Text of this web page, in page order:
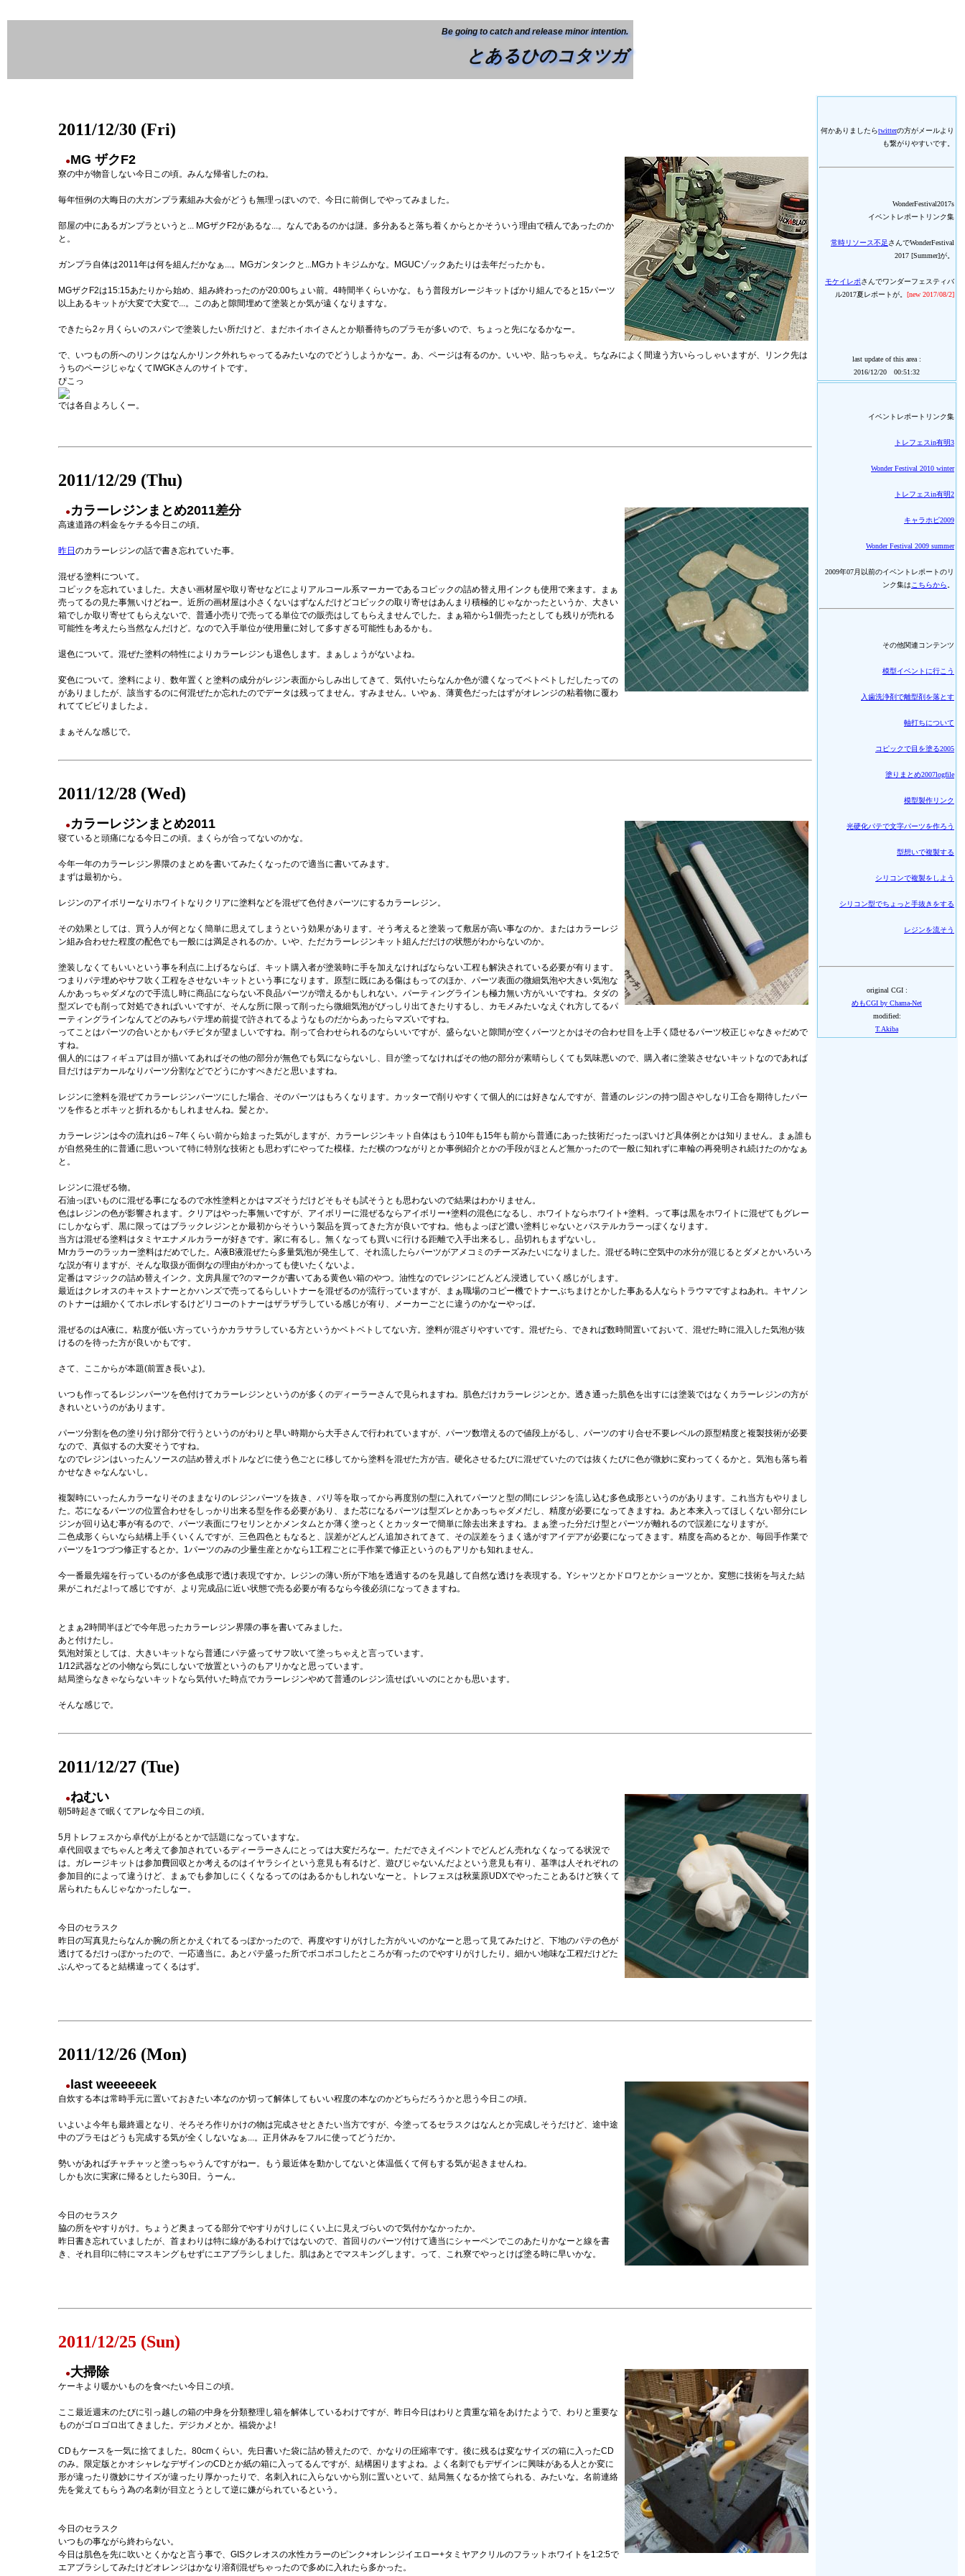
Be going to catch and release minor intention.
とあるひのコタツガ
2011/12/30 (Fri)
●MG ザクF2
寮の中が物音しない今日この頃。みんな帰省したのね。
毎年恒例の大晦日の大ガンプラ素組み大会がどうも無理っぽいので、今日に前倒しでやってみました。
部屋の中にあるガンプラというと... MGザクF2があるな...。なんであるのかは謎。多分あると落ち着くからとかそういう理由で積んであったのか
と。
ガンプラ自体は2011年は何を組んだかなぁ...。MGガンタンクと...MGカトキジムかな。MGUCゾックあたりは去年だったかも。
MGザクF2は15:15あたりから始め、組み終わったのが20:00ちょい前。4時間半くらいかな。もう普段ガレージキットばかり組んでると15パーツ
以上あるキットが大変で大変で...。このあと隙間埋めて塗装とか気が遠くなりますな。
できたら2ヶ月くらいのスパンで塗装したい所だけど、まだホイホイさんとか順番待ちのプラモが多いので、ちょっと先になるかなー。
で、いつもの所へのリンクはなんかリンク外れちゃってるみたいなのでどうしようかなー。あ、ページは有るのか。いいや、貼っちゃえ。ちなみによく間違う方いらっしゃいますが、リンク先は
うちのページじゃなくてIWGKさんのサイトです。
ぴこっ
では各自よろしくー。
2011/12/29 (Thu)
●カラーレジンまとめ2011差分
高速道路の料金をケチる今日この頃。
昨日 のカラーレジンの話で書き忘れていた事。
混ぜる塗料について。
コピックを忘れていました。大きい画材屋や取り寄せなどによりアルコール系マーカーであるコピックの詰め替え用インクも使用で来ます。まぁ
売ってるの見た事無いけどねー。近所の画材屋は小さくないはずなんだけどコピックの取り寄せはあんまり積極的じゃなかったというか、大きい
箱でしか取り寄せてもらえないで、普通小売りで売ってる単位での販売はしてもらえませんでした。まぁ箱から1個売ったとしても残りが売れる
可能性を考えたら当然なんだけど。なので入手単位が使用量に対して多すぎる可能性もあるかも。
退色について。混ぜた塗料の特性によりカラーレジンも退色します。まぁしょうがないよね。
変色について。塗料により、数年置くと塗料の成分がレジン表面からしみ出してきて、気付いたらなんか色が濃くなってベトベトしだしたっての
がありましたが、該当するのに何混ぜたか忘れたのでデータは残ってません。すみません。いやぁ、薄黄色だったはずがオレンジの粘着物に覆わ
れててビビりましたよ。
まぁそんな感じで。
2011/12/28 (Wed)
●カラーレジンまとめ2011
寝ていると頭痛になる今日この頃。まくらが合ってないのかな。
今年一年のカラーレジン界隈のまとめを書いてみたくなったので適当に書いてみます。
まずは最初から。
レジンのアイボリーなりホワイトなりクリアに塗料などを混ぜて色付きパーツにするカラーレジン。
その効果としては、買う人が何となく簡単に思えてしまうという効果があります。そう考えると塗装って敷居が高い事なのか。またはカラーレジ
ン組み合わせた程度の配色でも一般には満足されるのか。いや、ただカラーレジンキット組んだだけの状態がわからないのか。
塗装しなくてもいいという事を利点に上げるならば、キット購入者が塗装時に手を加えなければならない工程も解決されている必要が有ります。
つまりパテ埋めやサフ吹く工程をさせないキットという事になります。原型に既にある傷はもってのほか、パーツ表面の微細気泡や大きい気泡な
んかあっちゃダメなので手流し時に商品にならない不良品パーツが増えるかもしれない。パーティングラインも極力無い方がいいですね。タダの
型ズレでも削って対処できればいいですが、そんな所に限って削ったら微細気泡がびっしり出てきたりするし、カモメみたいなえぐれ方してるパ
ーティングラインなんてどのみちパテ埋め前提で許されてるようなものだからあったらマズいですね。
ってことはパーツの合いとかもバチピタが望ましいですね。削って合わせられるのならいいですが、盛らないと隙間が空くパーツとかはその合わせ目を上手く隠せるパーツ校正じゃなきゃだめで
すね。
個人的にはフィギュアは目が描いてあればその他の部分が無色でも気にならないし、目が塗ってなければその他の部分が素晴らしくても気味悪いので、購入者に塗装させないキットなのであれば
目だけはデカールなりパーツ分割などでどうにかすべきだと思いますね。
レジンに塗料を混ぜてカラーレジンパーツにした場合、そのパーツはもろくなります。カッターで削りやすくて個人的には好きなんですが、普通のレジンの持つ固さやしなり工合を期待したパー
ツを作るとボキッと折れるかもしれませんね。髪とか。
カラーレジンは今の流れは6～7年くらい前から始まった気がしますが、カラーレジンキット自体はもう10年も15年も前から普通にあった技術だったっぽいけど具体例とかは知りません。まぁ誰も
が自然発生的に普通に思いついて特に特別な技術とも思わずにやってた模様。ただ横のつながりとか事例紹介とかの手段がほとんど無かったので一般に知れずに車輪の再発明され続けたのかなぁ
と。
レジンに混ぜる物。
石油っぽいものに混ぜる事になるので水性塗料とかはマズそうだけどそもそも試そうとも思わないので結果はわかりません。
色はレジンの色が影響されます。クリアはやった事無いですが、アイボリーに混ぜるならアイボリー+塗料の混色になるし、ホワイトならホワイト+塗料。って事は黒をホワイトに混ぜてもグレー
にしかならず、黒に限ってはブラックレジンとか最初からそういう製品を買ってきた方が良いですね。他もよっぽど濃い塗料じゃないとパステルカラーっぽくなります。
当方は混ぜる塗料はタミヤエナメルカラーが好きです。家に有るし。無くなっても買いに行ける距離で入手出来るし。品切れもまずないし。
Mrカラーのラッカー塗料はだめでした。A液B液混ぜたら多量気泡が発生して、それ流したらパーツがアメコミのチーズみたいになりました。混ぜる時に空気中の水分が混じるとダメとかいろいろ
な説が有りますが、そんな取扱が面倒なの理由がわかっても使いたくないよ。
定番はマジックの詰め替えインク。文房具屋で?のマークが書いてある黄色い箱のやつ。油性なのでレジンにどんどん浸透していく感じがします。
最近はクレオスのキャストナーとかハンズで売ってるらしいトナーを混ぜるのが流行っていますが、まぁ職場のコピー機でトナーぶちまけとかした事ある人ならトラウマですよねあれ。キヤノン
のトナーは細かくてホレボレするけどリコーのトナーはザラザラしている感じが有り、メーカーごとに違うのかなーやっぱ。
混ぜるのはA液に。粘度が低い方っていうかカラサラしている方というかベトベトしてない方。塗料が混ざりやすいです。混ぜたら、できれば数時間置いておいて、混ぜた時に混入した気泡が抜
けるのを待った方が良いかもです。
さて、ここからが本題(前置き長いよ)。
いつも作ってるレジンパーツを色付けてカラーレジンというのが多くのディーラーさんで見られますね。肌色だけカラーレジンとか。透き通った肌色を出すには塗装ではなくカラーレジンの方が
きれいというのがあります。
パーツ分割を色の塗り分け部分で行うというのがわりと早い時期から大手さんで行われていますが、パーツ数増えるので値段上がるし、パーツのすり合せ不要レベルの原型精度と複製技術が必要
なので、真似するの大変そうですね。
なのでレジンはいったんソースの詰め替えボトルなどに使う色ごとに移してから塗料を混ぜた方が吉。硬化させるたびに混ぜていたのでは抜くたびに色が微妙に変わってくるかと。気泡も落ち着
かせなきゃなんないし。
複製時にいったんカラーなりそのままなりのレジンパーツを抜き、バリ等を取ってから再度別の型に入れてパーツと型の間にレジンを流し込む多色成形というのがあります。これ当方もやりまし
た。芯になるパーツの位置合わせをしっかり出来る型を作る必要があり、また芯になるパーツは型ズレとかあっちゃダメだし、精度が必要になってきますね。あと本来入ってほしくない部分にレ
ジンが回り込む事が有るので、パーツ表面にワセリンとかメンタムとか薄く塗っとくとカッターで簡単に除去出来ますね。まぁ塗った分だけ型とパーツが離れるので誤差になりますが。
二色成形くらいなら結構上手くいくんですが、三色四色ともなると、誤差がどんどん追加されてきて、その誤差をうまく逃がすアイデアが必要になってきます。精度を高めるとか、毎回手作業で
パーツを1つづつ修正するとか。1パーツのみの少量生産とかなら1工程ごとに手作業で修正というのもアリかも知れません。
今一番最先端を行っているのが多色成形で透け表現ですか。レジンの薄い所が下地を透過するのを見越して自然な透けを表現する。Yシャツとかドロワとかショーツとか。変態に技術を与えた結
果がこれだよ!って感じですが、より完成品に近い状態で売る必要が有るなら今後必須になってきますね。
とまぁ2時間半ほどで今年思ったカラーレジン界隈の事を書いてみました。
あと付けたし。
気泡対策としては、大きいキットなら普通にパテ盛ってサフ吹いて塗っちゃえと言っています。
1/12武器などの小物なら気にしないで放置というのもアリかなと思っています。
結局塗らなきゃならないキットなら気付いた時点でカラーレジンやめて普通のレジン流せばいいのにとかも思います。
そんな感じで。
2011/12/27 (Tue)
●ねむい
朝5時起きで眠くてアレな今日この頃。
5月トレフェスから卓代が上がるとかで話題になっていますな。
卓代回収までちゃんと考えて参加されているディーラーさんにとっては大変だろなー。ただでさえイベントでどんどん売れなくなってる状況で
は。ガレージキットは参加費回収とか考えるのはイヤラシイという意見も有るけど、遊びじゃないんだよという意見も有り、基準は人それぞれの
参加目的によって違うけど、まぁでも参加しにくくなるってのはあるかもしれないなーと。トレフェスは秋葉原UDXでやったことあるけど狭くて
居られたもんじゃなかったしなー。
今日のセラスク
昨日の写真見たらなんか腕の所とかえぐれてるっぽかったので、再度やすりがけした方がいいのかなーと思って見てみたけど、下地のパテの色が
透けてるだけっぽかったので、一応適当に。あとパテ盛った所でボコボコしたところが有ったのでやすりがけしたり。細かい地味な工程だけどた
ぶんやってると結構違ってくるはず。
2011/12/26 (Mon)
● last weeeeeek
自炊する本は常時手元に置いておきたい本なのか切って解体してもいい程度の本なのかどちらだろうかと思う今日この頃。
いよいよ今年も最終週となり、そろそろ作りかけの物は完成させときたい当方ですが、今塗ってるセラスクはなんとか完成しそうだけど、途中途
中のプラモはどうも完成する気が全くしないなぁ...。正月休みをフルに使ってどうだか。
勢いがあればチャチャッと塗っちゃうんですがねー。もう最近体を動かしてないと体温低くて何もする気が起きませんね。
しかも次に実家に帰るとしたら30日。うーん。
今日のセラスク
脇の所をやすりがけ。ちょうど奥まってる部分でやすりがけしにくい上に見えづらいので気付かなかったか。
昨日書き忘れていましたが、首まわりは特に線があるわけではないので、首回りのパーツ付けて適当にシャーペンでこのあたりかなーと線を書
き、それ目印に特にマスキングもせずにエアブラシしました。肌はあとでマスキングします。って、これ寮でやっとけば塗る時に早いかな。
2011/12/25 (Sun)
●大掃除
ケーキより暖かいものを食べたい今日この頃。
ここ最近週末のたびに引っ越しの箱の中身を分類整理し箱を解体しているわけですが、昨日今日はわりと貴重な箱をあけたようで、わりと重要な
ものがゴロゴロ出てきました。デジカメとか。福袋かよ!
CDもケースを一気に捨てました。80cmくらい。先日書いた袋に詰め替えたので、かなりの圧縮率です。後に残るは変なサイズの箱に入ったCD
のみ。限定版とかオシャレなデザインのCDとか紙の箱に入ってるんですが、結構困りますよね。よく名刺でもデザインに興味がある人とか変に
形が違ったり微妙にサイズが違ったり厚かったりで、名刺入れに入らないから別に置いといて、結局無くなるか捨てられる、みたいな。名前連絡
先を覚えてもらう為の名刺が目立とうとして逆に嫌がられているという。
今日のセラスク
いつもの事ながら終わらない。
今日は肌色を先に吹いとくかなと言う事で、GISクレオスの水性カラーのピンク+オレンジイエロー+タミヤアクリルのフラットホワイトを1:2:5で
エアブラシしてみたけどオレンジはかなり溶剤混ぜちゃったので多めに入れたら多かった。
何かありましたらtwitterの方がメールより
も繋がりやすいです。
WonderFestival2017s
イベントレポートリンク集
常時リソース不足さんでWonderFestival
2017 [Summer]が。
モケイレポさんでワンダーフェスティバ
ル2017夏レポートが。 [new 2017/08/2]
last update of this area :
2016/12/20 00:51:32
イベントレポートリンク集
トレフェスin有明3
Wonder Festival 2010 winter
トレフェスin有明2
キャラホビ2009
Wonder Festival 2009 summer
2009年07月以前のイベントレポートのリ
ンク集は こちらから
その他関連コンテンツ
模型イベントに行こう
入歯洗浄剤で離型剤を落とす
軸打ちについて
コピックで目を塗る2005
塗りまとめ2007logfile
模型製作リンク
光硬化パテで文字パーツを作ろう
型想いで複製する
シリコンで複製をしよう
シリコン型でちょっと手抜きをする
レジンを流そう
original CGI :
めもCGI by Chama-Net
modified:
T.Akiba